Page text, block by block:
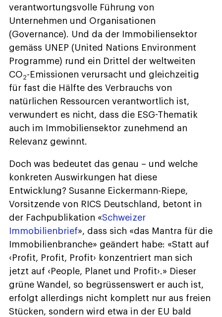
verantwortungsvolle Führung von
Unternehmen und Organisationen
(Governance). Und da der Immobiliensektor
gemäss UNEP (United Nations Environment
Programme) rund ein Drittel der weltweiten
CO2-Emissionen verursacht und gleichzeitig
für fast die Hälfte des Verbrauchs von
natürlichen Ressourcen verantwortlich ist,
verwundert es nicht, dass die ESG-Thematik
auch im Immobiliensektor zunehmend an
Relevanz gewinnt.
Doch was bedeutet das genau – und welche
konkreten Auswirkungen hat diese
Entwicklung? Susanne Eickermann-Riepe,
Vorsitzende von RICS Deutschland, betont in
der Fachpublikation «Schweizer
Immobilienbrief», dass sich «das Mantra für die
Immobilienbranche» geändert habe: «Statt auf
‹Profit, Profit, Profit› konzentriert man sich
jetzt auf ‹People, Planet und Profit›.» Dieser
grüne Wandel, so begrüssenswert er auch ist,
erfolgt allerdings nicht komplett nur aus freien
Stücken, sondern wird etwa in der EU bald